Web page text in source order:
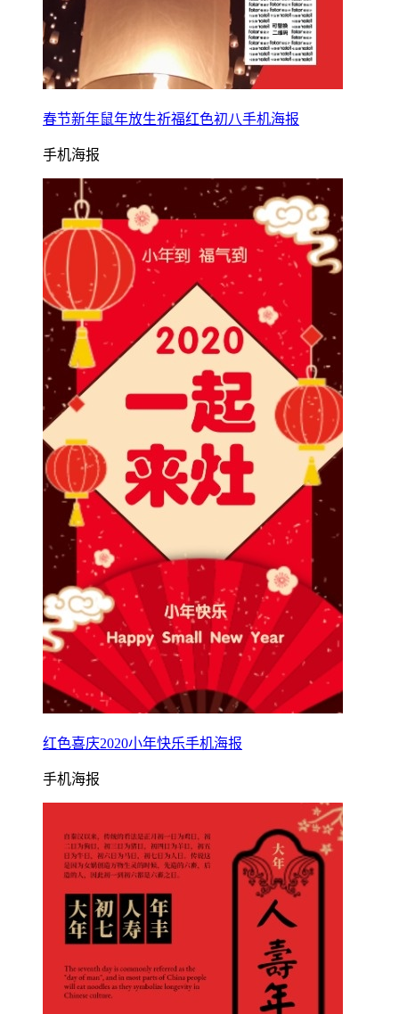
春节新年鼠年放生祈福红色初八手机海报
手机海报
红色喜庆2020小年快乐手机海报
手机海报